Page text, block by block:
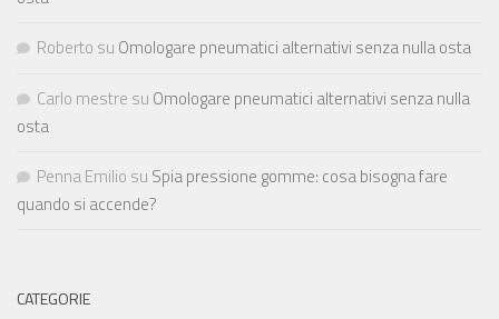
Roberto su Omologare pneumatici alternativi senza nulla osta
Carlo mestre su Omologare pneumatici alternativi senza nulla
osta
Penna Emilio su Spia pressione gomme: cosa bisogna fare
quando si accende?
CATEGORIE